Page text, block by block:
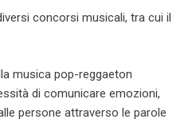
concorsi musicali, tra cui il
musica pop-reggaeton
di comunicare emozioni,
persone attraverso le parole